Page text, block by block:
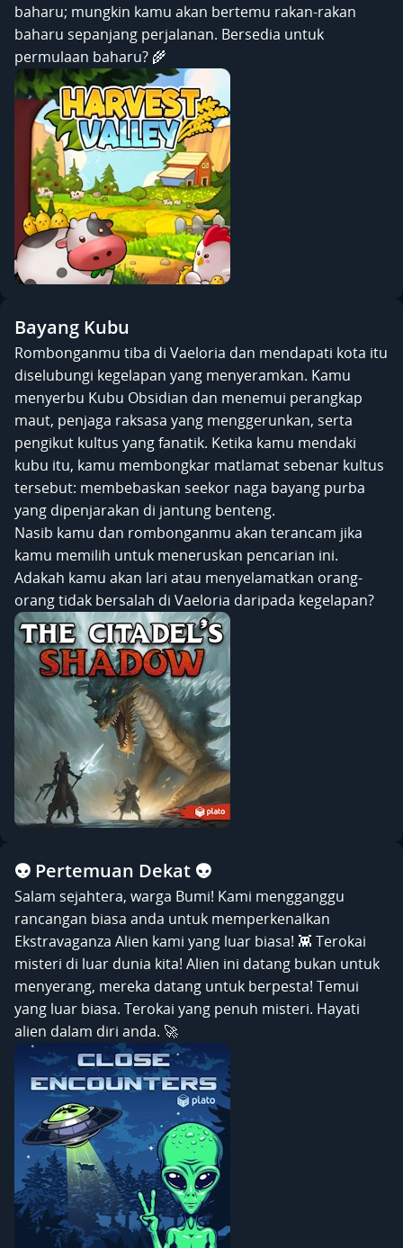
baharu; mungkin kamu akan bertemu rakan-rakan
baharu sepanjang perjalanan. Bersedia untuk
permulaan baharu? 🌾
Bayang Kubu
Rombonganmu tiba di Vaeloria dan mendapati kota itu
diselubungi kegelapan yang menyeramkan. Kamu
menyerbu Kubu Obsidian dan menemui perangkap
maut, penjaga raksasa yang menggerunkan, serta
pengikut kultus yang fanatik. Ketika kamu mendaki
kubu itu, kamu membongkar matlamat sebenar kultus
tersebut: membebaskan seekor naga bayang purba
yang dipenjarakan di jantung benteng.
Nasib kamu dan rombonganmu akan terancam jika
kamu memilih untuk meneruskan pencarian ini.
Adakah kamu akan lari atau menyelamatkan orang-
orang tidak bersalah di Vaeloria daripada kegelapan?
👽 Pertemuan Dekat 👽
Salam sejahtera, warga Bumi! Kami mengganggu
rancangan biasa anda untuk memperkenalkan
Ekstravaganza Alien kami yang luar biasa! 👾 Terokai
misteri di luar dunia kita! Alien ini datang bukan untuk
menyerang, mereka datang untuk berpesta! Temui
yang luar biasa. Terokai yang penuh misteri. Hayati
alien dalam diri anda. 🚀